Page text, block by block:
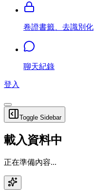
卷證書籤、去識別化
聊天紀錄
登入
Toggle Sidebar
載入資料中
正在準備內容...